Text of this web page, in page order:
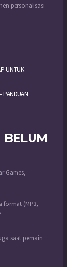
personalisasi
UNTUK
PANDUAN
BELUM
Games,
format (MP3,
saat pemain